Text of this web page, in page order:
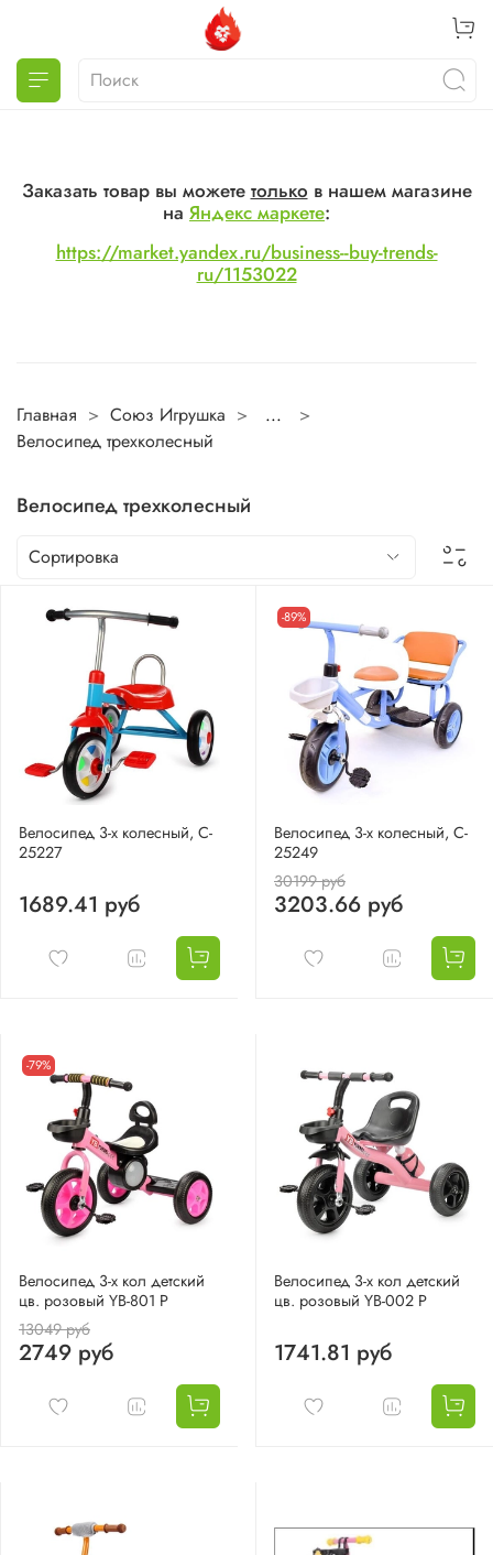
Заказать товар вы можете только в нашем магазине
на Яндекс маркете:
https://market.yandex.ru/business--buy-trends-
ru/1153022
Главная Союз Игрушка
...
Велосипед трехколесный
Велосипед трехколесный
Велосипед 3-х колесный, C-
25227
1689.41 руб
-89%
Велосипед 3-х колесный, C-
25249
30199 руб
3203.66 руб
-79%
Велосипед 3-х кол детский
цв. розовый YB-801 Р
13049 руб
2749 руб
Велосипед 3-х кол детский
цв. розовый YB-002 Р
1741.81 руб